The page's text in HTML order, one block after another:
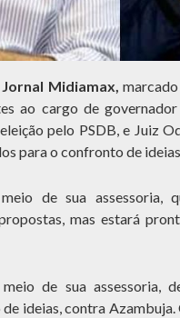
Jornal Midiamax,
ao cargo de
pelo PSDB, e Juiz
para o confronto de
de sua assessoria,
mas estará
de sua assessoria,
de ideias, contra